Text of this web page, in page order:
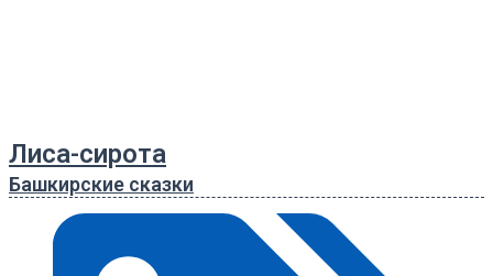
Лиса-сирота
Башкирские сказки